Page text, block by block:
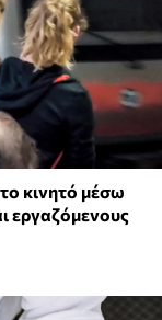
κινητό μέσω
εργαζόμενους